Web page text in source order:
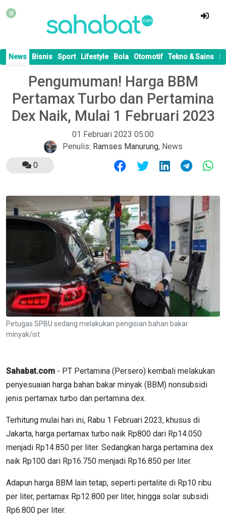
News Bisnis Sport Lifestyle Bola Otomotif Tekno & Sains
Pengumuman! Harga BBM
Pertamax Turbo dan Pertamina
Dex Naik, Mulai 1 Februari 2023
01 Februari 2023 05:00
Penulis: Ramses Manurung, News
0
Petugas SPBU sedang melakukan pengisian bahan bakar
minyak/ist
Sahabat.com - PT Pertamina (Persero) kembali melakukan
penyesuaian harga bahan bakar minyak (BBM) nonsubsidi
jenis pertamax turbo dan pertamina dex.
Terhitung mulai hari ini, Rabu 1 Februari 2023, khusus di
Jakarta, harga pertamax turbo naik Rp800 dari Rp14.050
menjadi Rp14.850 per liter. Sedangkan harga pertamina dex
naik Rp100 dari Rp16.750 menjadi Rp16.850 per liter.
Adapun harga BBM lain tetap, seperti pertalite di Rp10 ribu
per liter, pertamax Rp12.800 per liter, hingga solar subsidi
Rp6.800 per liter.